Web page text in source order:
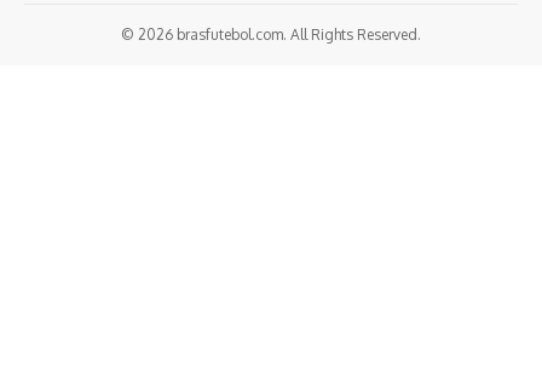
© 2026 brasfutebol.com. All Rights Reserved.